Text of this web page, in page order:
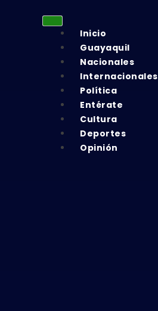
Inicio
Guayaquil
Nacionales
Internacionales
Política
Entérate
Cultura
Deportes
Opinión